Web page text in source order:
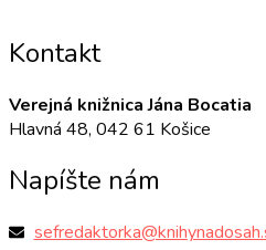
Kontakt
Verejná knižnica Jána Bocatia
Hlavná 48, 042 61 Košice
Napíšte nám